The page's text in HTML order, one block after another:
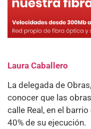
Laura Caballero
La delegada de
conocer que las
calle Real, en el
40% de su ejecución.